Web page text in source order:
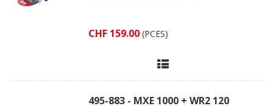
CHF 159.00 (PCES)
495-883 - MXE 1000 + WR2 120